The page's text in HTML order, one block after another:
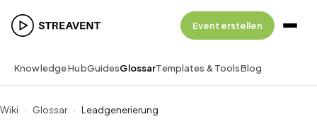
Event erstellen
Knowledge HubGuidesGlossarTemplates & ToolsBlog
Wiki › Glossar › Leadgenerierung